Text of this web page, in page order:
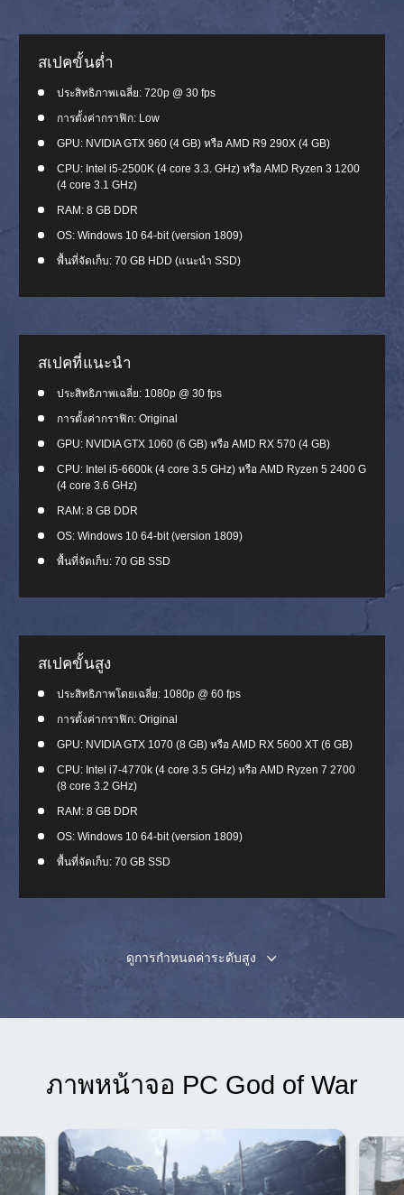
สเปคขั้นต่ำ
ประสิทธิภาพเฉลี่ย: 720p @ 30 fps
การตั้งค่ากราฟิก: Low
GPU: NVIDIA GTX 960 (4 GB) หรือ AMD R9 290X (4 GB)
CPU: Intel i5-2500K (4 core 3.3. GHz) หรือ AMD Ryzen 3 1200
(4 core 3.1 GHz)
RAM: 8 GB DDR
OS: Windows 10 64-bit (version 1809)
พื้นที่จัดเก็บ: 70 GB HDD (แนะนำ SSD)
สเปคที่แนะนำ
ประสิทธิภาพเฉลี่ย: 1080p @ 30 fps
การตั้งค่ากราฟิก: Original
GPU: NVIDIA GTX 1060 (6 GB) หรือ AMD RX 570 (4 GB)
CPU: Intel i5-6600k (4 core 3.5 GHz) หรือ AMD Ryzen 5 2400 G
(4 core 3.6 GHz)
RAM: 8 GB DDR
OS: Windows 10 64-bit (version 1809)
พื้นที่จัดเก็บ: 70 GB SSD
สเปคขั้นสูง
ประสิทธิภาพโดยเฉลี่ย: 1080p @ 60 fps
การตั้งค่ากราฟิก: Original
GPU: NVIDIA GTX 1070 (8 GB) หรือ AMD RX 5600 XT (6 GB)
CPU: Intel i7-4770k (4 core 3.5 GHz) หรือ AMD Ryzen 7 2700
(8 core 3.2 GHz)
RAM: 8 GB DDR
OS: Windows 10 64-bit (version 1809)
พื้นที่จัดเก็บ: 70 GB SSD
ดูการกำหนดค่าระดับสูง
ภาพหน้าจอ PC God of War